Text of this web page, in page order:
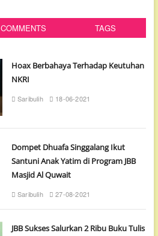
COMMENTS TAGS
Hoax Berbahaya Terhadap Keutuhan
NKRI
Saribulih 18-06-2021
Dompet Dhuafa Singgalang Ikut
Santuni Anak Yatim di Program JBB
Masjid Al Quwait
Saribulih 27-08-2021
JBB Sukses Salurkan 2 Ribu Buku Tulis